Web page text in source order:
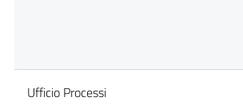
Ufficio Processi